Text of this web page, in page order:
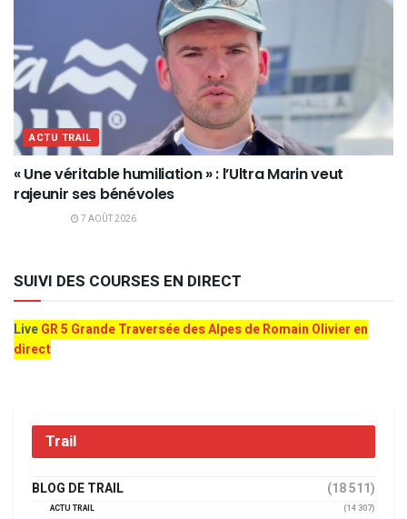
ACTU TRAIL
« Une véritable humiliation » : l’Ultra Marin veut
rajeunir ses bénévoles
7 AOÛT 2026
SUIVI DES COURSES EN DIRECT
LiveGR 5 Grande Traversée des Alpes de Romain Olivier en
direct
Trail
BLOG DE TRAIL (18 511)
ACTU TRAIL
(14 307)